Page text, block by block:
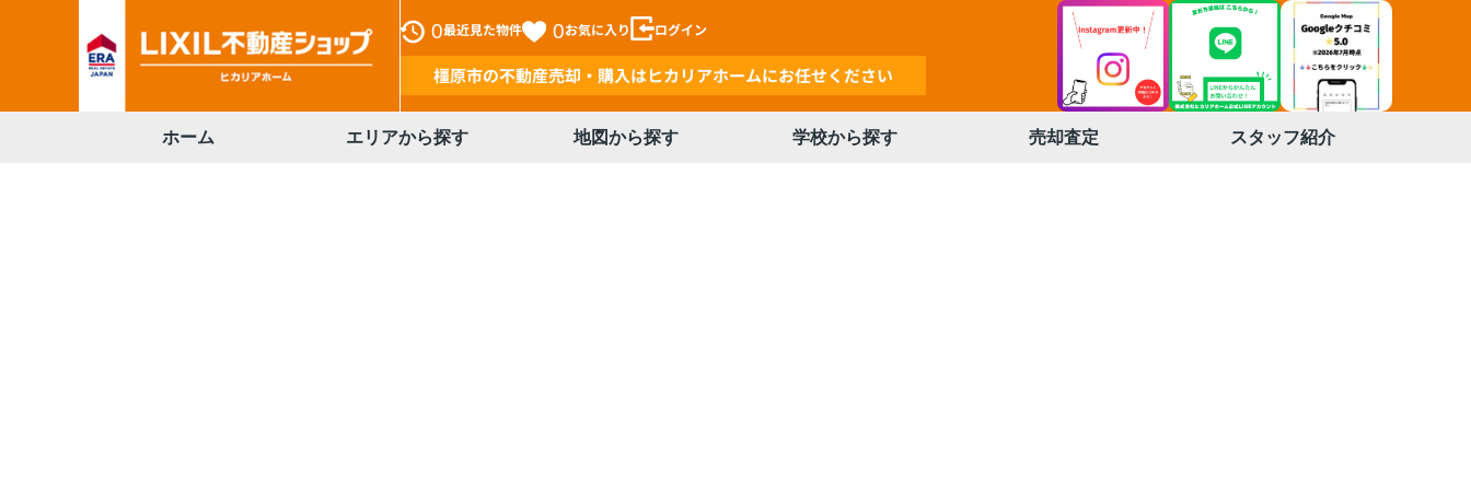
0最近見た物件 0お気に入り ログイン
橿原市の不動産売却・購入はヒカリアホームにお任せください
ホーム エリアから探す 地図から探す 学校から探す 売却査定 スタッフ紹介